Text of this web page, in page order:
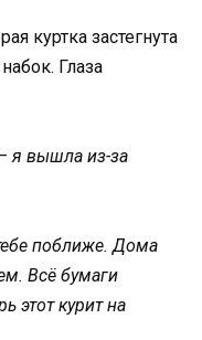
куртка застегнута
Глаза
я вышла из-за
поближе. Дома
Всё бумаги
этот курит на